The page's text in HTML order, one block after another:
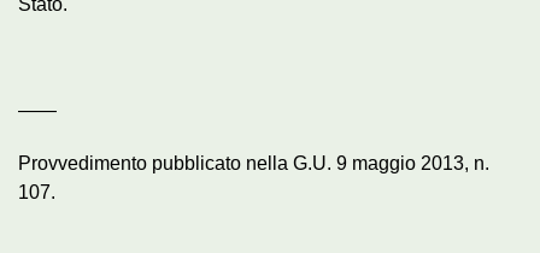
——
Provvedimento pubblicato nella G.U. 9 maggio 2013, n.
107.